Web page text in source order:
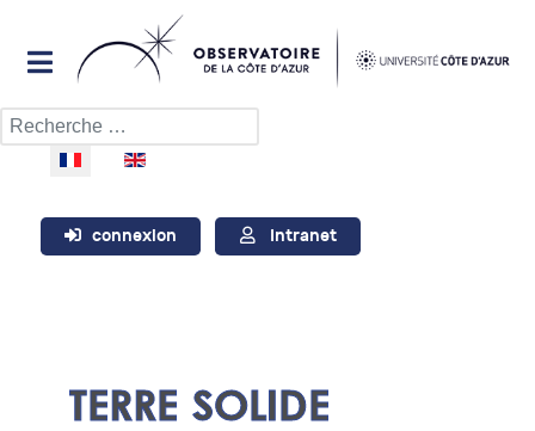
Rechercher
Sélectionnez votre langue
connexion Intranet
TERRE SOLIDE